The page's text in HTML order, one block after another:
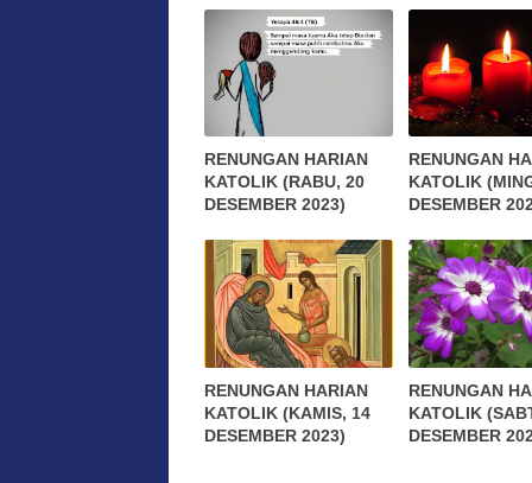
RENUNGAN HARIAN
KATOLIK (RABU, 20
DESEMBER 2023)
RENUNGAN
KATOLIK
DESEMBER
RENUNGAN HARIAN
KATOLIK (KAMIS, 14
DESEMBER 2023)
RENUNGAN
KATOLIK
DESEMBER